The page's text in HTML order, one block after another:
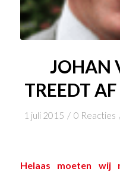
JOHAN
TREEDT
1 juli 2015 / 0 Reacties
Helaas moeten wij